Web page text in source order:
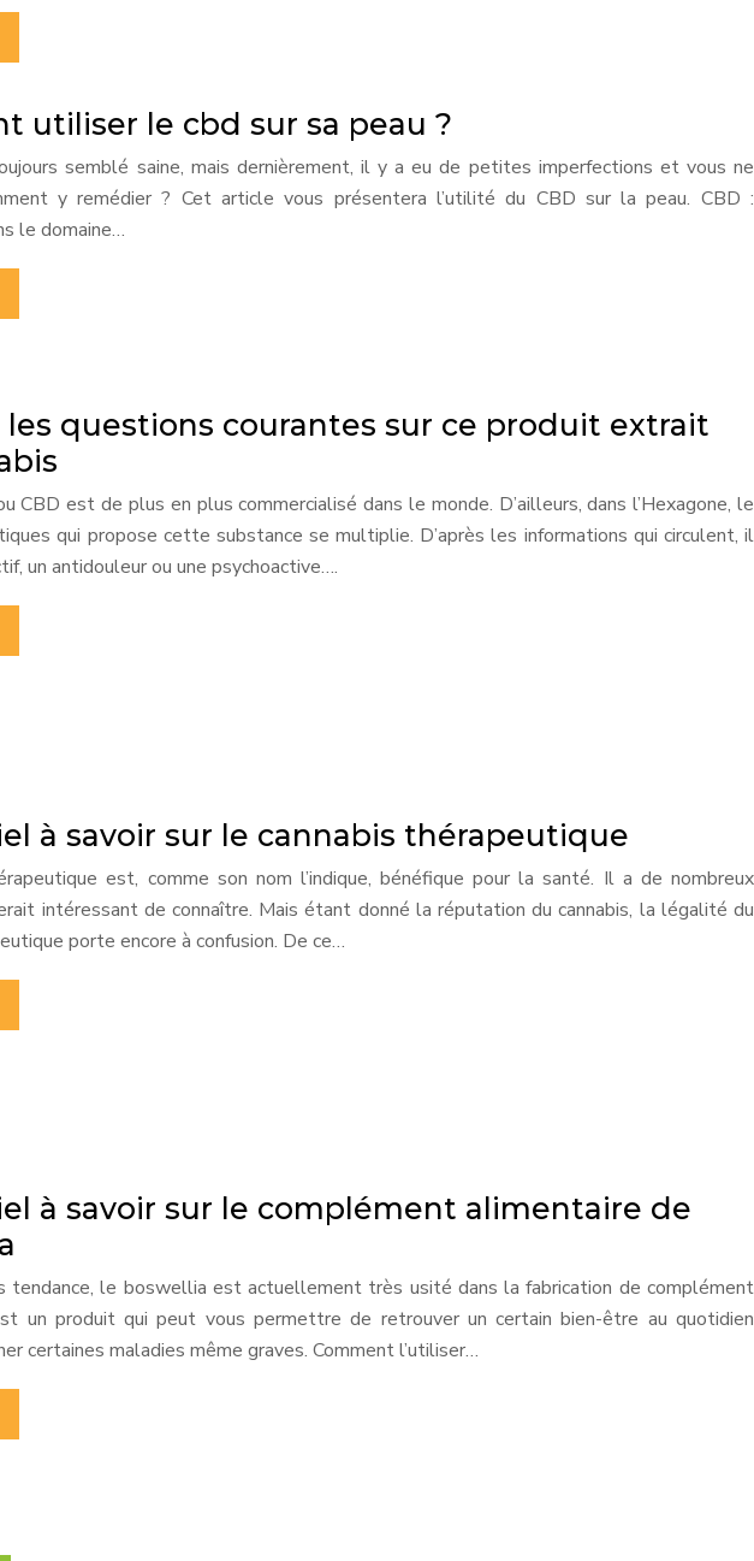
utiliser le cbd sur sa peau ?
semblé saine, mais dernièrement, il y a eu de petites imperfections et vous ne
y remédier ? Cet article vous présentera l’utilité du CBD sur la peau. CBD :
le domaine…
les questions courantes sur ce produit extrait
CBD est de plus en plus commercialisé dans le monde. D’ailleurs, dans l’Hexagone, le
qui propose cette substance se multiplie. D’après les informations qui circulent, il
un antidouleur ou une psychoactive….
à savoir sur le cannabis thérapeutique
est, comme son nom l’indique, bénéfique pour la santé. Il a de nombreux
intéressant de connaître. Mais étant donné la réputation du cannabis, la légalité du
porte encore à confusion. De ce…
à savoir sur le complément alimentaire de
tendance, le boswellia est actuellement très usité dans la fabrication de complément
un produit qui peut vous permettre de retrouver un certain bien-être au quotidien
certaines maladies même graves. Comment l’utiliser…